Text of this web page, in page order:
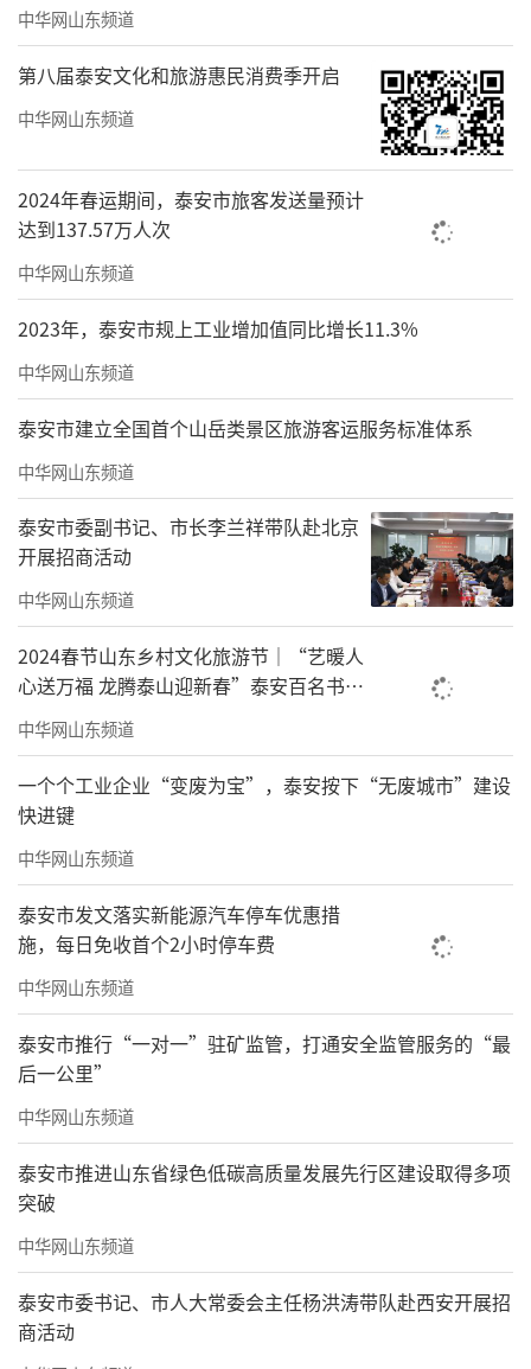
中华网山东频道
第八届泰安文化和旅游惠民消费季开启
中华网山东频道
2024年春运期间，泰安市旅客发送量预计
达到137.57万人次
中华网山东频道
2023年，泰安市规上工业增加值同比增长11.3%
中华网山东频道
泰安市建立全国首个山岳类景区旅游客运服务标准体系
中华网山东频道
泰安市委副书记、市长李兰祥带队赴北京
开展招商活动
中华网山东频道
2024春节山东乡村文化旅游节｜“艺暖人
心送万福 龙腾泰山迎新春”泰安百名书画
家现场挥毫泼墨
中华网山东频道
一个个工业企业“变废为宝”，泰安按下“无废城市”建设
快进键
中华网山东频道
泰安市发文落实新能源汽车停车优惠措
施，每日免收首个2小时停车费
中华网山东频道
泰安市推行“一对一”驻矿监管，打通安全监管服务的“最
后一公里”
中华网山东频道
泰安市推进山东省绿色低碳高质量发展先行区建设取得多项
突破
中华网山东频道
泰安市委书记、市人大常委会主任杨洪涛带队赴西安开展招
商活动